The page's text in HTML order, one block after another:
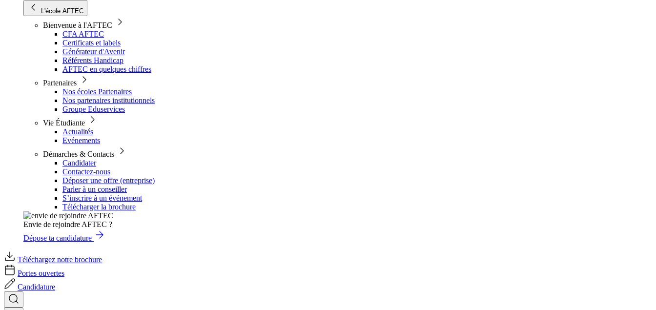
L'école AFTEC
Bienvenue à l'AFTEC
CFA AFTEC
Certificats et labels
Générateur d'Avenir
Référents Handicap
AFTEC en quelques chiffres
Partenaires
Nos écoles Partenaires
Nos partenaires institutionnels
Groupe Eduservices
Vie Étudiante
Actualités
Evénements
Démarches & Contacts
Candidater
Contactez-nous
Déposer une offre (entreprise)
Parler à un conseiller
S’inscrire à un événement
Télécharger la brochure
Envie de rejoindre AFTEC ?
Dépose ta candidature
Téléchargez notre brochure
Portes ouvertes
Candidature